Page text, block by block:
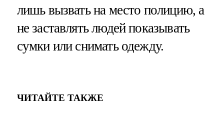
лишь вызвать на место полицию, а
не заставлять людей показывать
сумки или снимать одежду.
ЧИТАЙТЕ ТАКЖЕ